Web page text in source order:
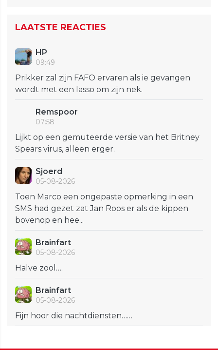
LAATSTE REACTIES
HP
09:49
Prikker zal zijn FAFO ervaren als ie gevangen
wordt met een lasso om zijn nek.
Remspoor
07:58
Lijkt op een gemuteerde versie van het Britney
Spears virus, alleen erger.
Sjoerd
05-08-2026
Toen Marco een ongepaste opmerking in een
SMS had gezet zat Jan Roos er als de kippen
bovenop en hee...
Brainfart
05-08-2026
Halve zool….
Brainfart
05-08-2026
Fijn hoor die nachtdiensten……